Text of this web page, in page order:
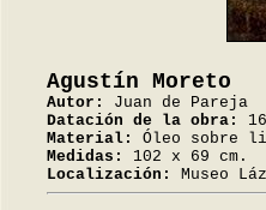
Agustín Moreto
Autor:
Juan de Pareja
Datación de la obra:
Material:
Óleo sobre
Medidas:
102 x 69 cm.
Localización:
Museo